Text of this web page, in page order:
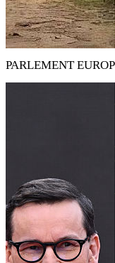
PARLEMENT